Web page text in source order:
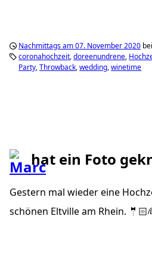
Nachmittags am 07. November 2020 bei
coronahochzeit doreenundrene
Party Throwback wedding winetime
hat ein Foto
Gestern mal wieder eine
schönen Eltville am Rhein.